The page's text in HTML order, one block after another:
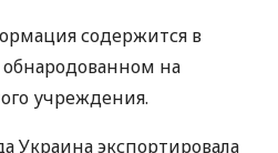
содержится в
на
учреждения.
Украина экспортировала